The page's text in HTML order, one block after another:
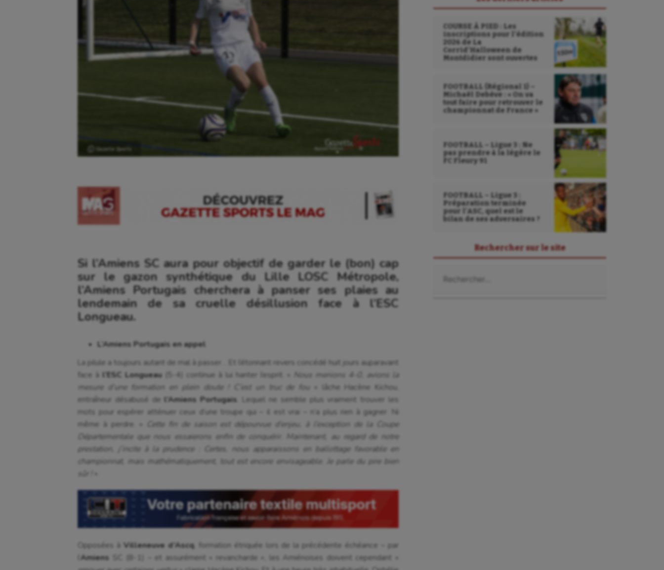
Ⓒ Gazette Sports
Si l’Amiens SC aura pour objectif de garder le (bon) cap
sur le gazon synthétique du Lille LOSC Métropole,
l’Amiens Portugais cherchera à panser ses plaies au
lendemain de sa cruelle désillusion face à l’ESC
Longueau.
L’Amiens Portugais en appel
La pilule a toujours autant de mal à passer… Et l’étonnant revers concédé huit jours auparavant
face à l’ESC Longueau (5-4) continue à lui hanter l’esprit. «
Nous menions 4-0, avions la
mesure d’une formation en plein doute ! C’est un truc de fou
» lâche Hacène Kichou,
entraîneur désabusé de l’Amiens Portugais . Lequel ne semble plus vraiment trouver les
mots pour espérer atténuer ceux d’une troupe qui – il est vrai – n’a plus rien à gagner. Ni
même à perdre. «
Cette fin de saison est dépourvue d’enjeu, à l’exception de la Coupe
Départementale que nous essaierons enfin de conquérir. Maintenant, au regard de notre
prestation, j’incite à la prudence : Certes, nous apparaissons en ballottage favorable en
championnat, mais mathématiquement, tout est encore envisageable. Je parle du pire bien
sûr !
Opposées à Villeneuve d’Ascq, formation étriquée lors de la précédente échéance – par
Amiens SC (8-1) – et assurément « revancharde », les Amiénoises doivent cependant «
COURSE À PIED : Les
inscriptions pour l’édition
2026 de La
Corrid’Halloween de
Montdidier sont ouvertes
FOOTBALL (Régional 1) –
Michaël Debève : « On va
tout faire pour retrouver le
championnat de France »
FOOTBALL – Ligue 3 : Ne
pas prendre à la légère le
FC Fleury 91
FOOTBALL – Ligue 3 :
Préparation terminée
pour l’ASC, quel est le
bilan de ses adversaires ?
Rechercher sur le site